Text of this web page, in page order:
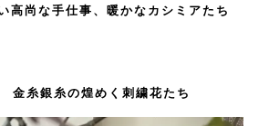
高尚な手仕事、暖かなカシミアたち
糸銀糸の煌めく刺繍花たち